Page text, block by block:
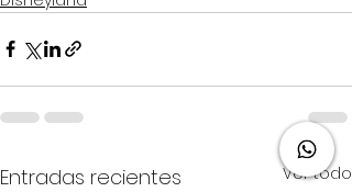
Entradas recientes Ver todo